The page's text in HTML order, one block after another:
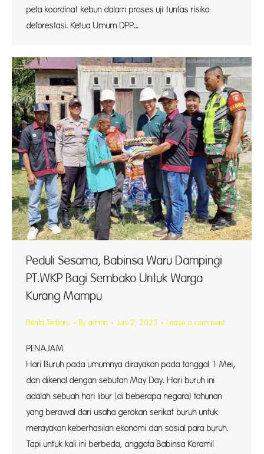
peta koordinat kebun dalam proses uji tuntas risiko
deforestasi. Ketua Umum DPP…
Peduli Sesama, Babinsa Waru Dampingi
PT.WKP Bagi Sembako Untuk Warga
Kurang Mampu
Berita Terbaru By admin Juni 2, 2023 Leave a comment
Hari Buruh pada umumnya dirayakan pada tanggal 1 Mei,
dan dikenal dengan sebutan May Day. Hari buruh ini
adalah sebuah hari libur (di beberapa negara) tahunan
yang berawal dari usaha gerakan serikat buruh untuk
merayakan keberhasilan ekonomi dan sosial para buruh.
Tapi untuk kali ini berbeda, anggota Babinsa Koramil